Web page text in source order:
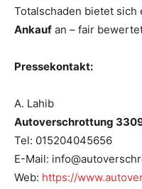
Totalschaden bietet sich
Ankauf an – fair
Pressekontakt:
A. Lahib
Autoverschrottung
Tel: 015204045656
E-Mail:
Web: https://